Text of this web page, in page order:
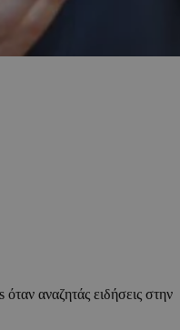
αναζητάς ειδήσεις στην